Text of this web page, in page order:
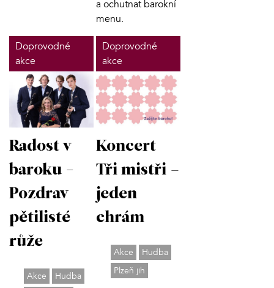
a ochutnat barokní
menu.
Doprovodné
akce
Radost v
baroku -
Pozdrav
pětilisté
růže
Akce
Hudba
Doprovodné
akce
Koncert
Tři mistři –
jeden
chrám
Akce
Hudba
Plzeň jih